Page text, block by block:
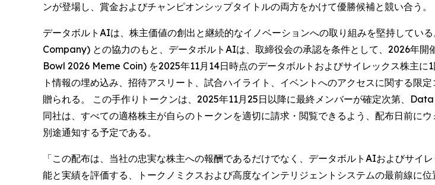
ンが登場し、賞金およびチャンピオンシップタイトルの両方をかけて優勝候補と競い合う。
データボルトAIは、株主価値の創出と継続的なイノベーションへの取り組みを堅持して
Company) との協力のもと、データボルトAIは、取締役会の承認を条件として、2026年
Bowl 2026 Meme Coin) を2025年11月14日時点のデータボルトおよびサイレックス株主
ト情報の埋め込み、招待アスリート、試合ハイライト、イベントへのアクセスに関する限
贈られる。 この手作りトークンは、2025年11月25日以降に最終メンバーが確定次第、
同社は、すべての適格株主が自らのトークンを適切に請求・閲覧できるよう、配布日前に
別途通知する予定である。
「この配布は、当社の忠実な株主への報酬であるだけでなく、データボルトAIおよびサ
能と実績を評価する、トークノミクスおよび高度なインテリジェントシステムの最前線